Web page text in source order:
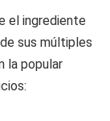
el ingrediente
sus múltiples
la popular